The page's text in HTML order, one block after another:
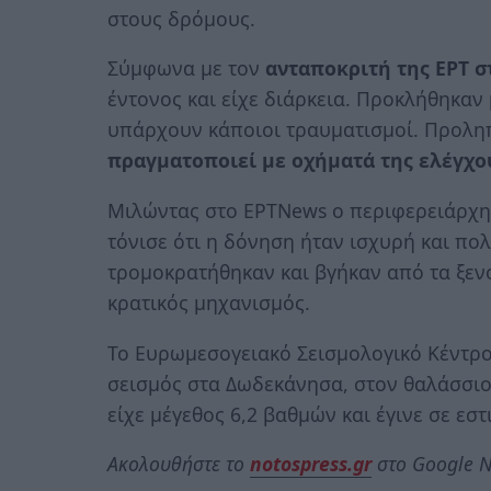
στους δρόμους.
Σύμφωνα με τον ανταποκριτή της ΕΡΤ
έντονος και είχε διάρκεια.
υπάρχουν κάποιοι τραυματισμοί.
πραγματοποιεί με οχήματά της
Μιλώντας στο ΕΡΤΝews ο
τόνισε ότι η δόνηση ήταν ισχυρή και
τρομοκρατήθηκαν και βγήκαν από τα
κρατικός μηχανισμός.
Το Ευρωμεσογειακό Σεισμολογικό
σεισμός στα Δωδεκάνησα, στον
είχε μέγεθος 6,2 βαθμών και έγινε σε
Ακολουθήστε το notospress.grστο Google